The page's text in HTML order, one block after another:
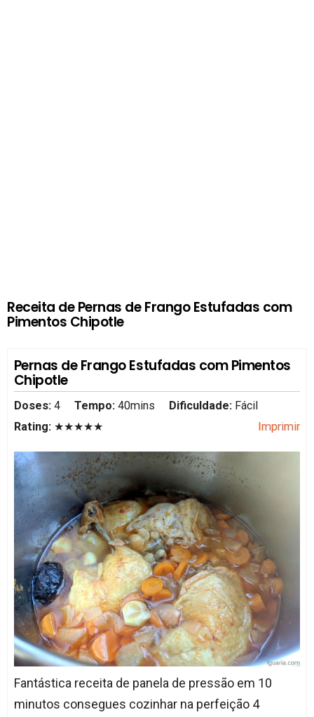
Receita de Pernas de Frango Estufadas com
Pimentos Chipotle
Pernas de Frango Estufadas com Pimentos
Chipotle
Doses: 4 Tempo: 40mins Dificuldade: Fácil
Rating: ★★★★★ Imprimir
Fantástica receita de panela de pressão em 10
minutos consegues cozinhar na perfeição 4